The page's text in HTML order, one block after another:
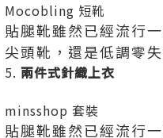
Mocobling 短靴
貼腿靴雖然已經流行
尖頭靴，還是低調零
兩件式針織上衣
minsshop 套裝
貼腿靴雖然已經流行